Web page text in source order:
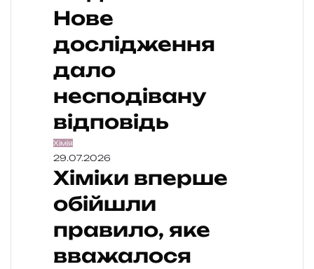
Нове
дослідження
дало
несподівану
відповідь
Хімія
29.07.2026
Хіміки вперше
обійшли
правило, яке
вважалося